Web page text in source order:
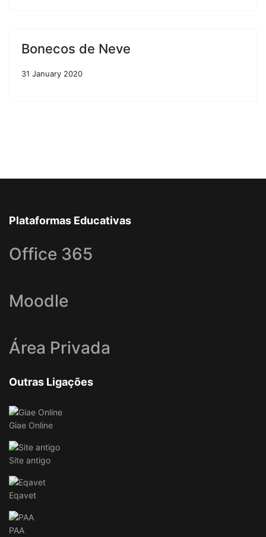
Bonecos de Neve
31 January 2020
Plataformas Educativas
Office 365
Moodle
Área Privada
Outras Ligações
Giae Online
Site antigo
Eqavet
PAA